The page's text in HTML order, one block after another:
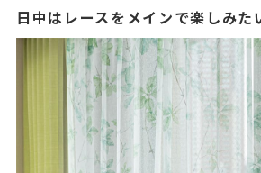
日中はレースをメインで楽しみた